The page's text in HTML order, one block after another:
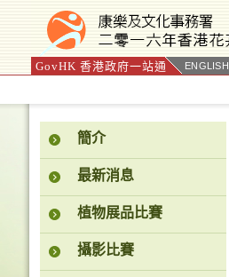
GovHK 香港政府一站通 ENGLISH
按“Tab”進入菜單
簡介
最新消息
植物展品比賽
攝影比賽